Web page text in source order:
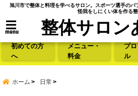
旭川市で整体と料理を学べるサロン。スポーツ選手のパ
怪我をしにくい体を作る
menu 整体サロン
初めての方
へ
メニュー・
料金
プ
ル
ホーム 日常